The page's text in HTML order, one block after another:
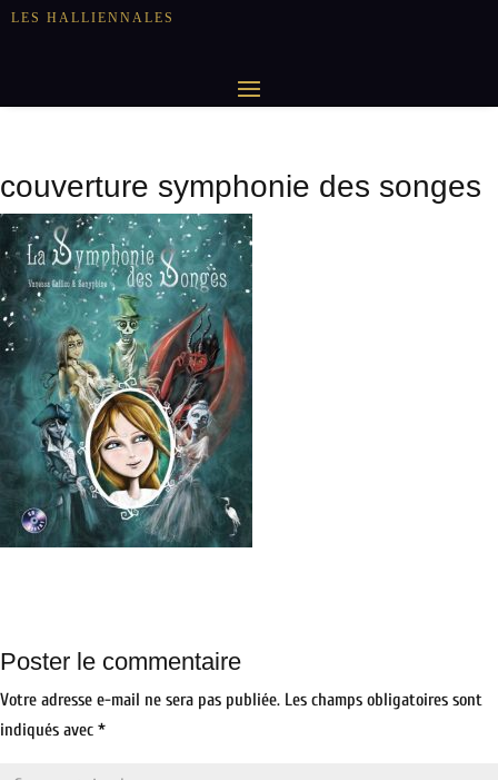
LES HALLIENNALES
couverture symphonie des songes
Poster le commentaire
Votre adresse e-mail ne sera pas publiée. Les champs obligatoires sont
indiqués avec *